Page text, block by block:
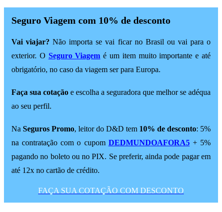
Seguro Viagem com 10% de desconto
Vai viajar? Não importa se vai ficar no Brasil ou vai para o
exterior. O Seguro Viagem é um item muito importante e até
obrigatório, no caso da viagem ser para Europa.
Faça sua cotação e escolha a seguradora que melhor se adéqua
ao seu perfil.
Na Seguros Promo, leitor do D&D tem 10% de desconto: 5%
na contratação com o cupom DEDMUNDOAFORA5+ 5%
pagando no boleto ou no PIX. Se preferir, ainda pode pagar em
até 12x no cartão de crédito.
FAÇA SUA COTAÇÃO COM DESCONTO